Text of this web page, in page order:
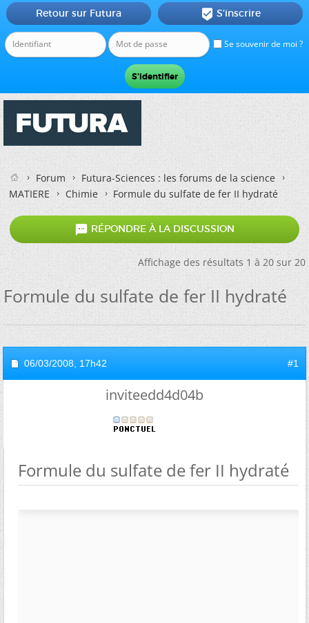
Se souvenir de moi ?
Retour sur Futura  S'inscrire
Forum
Futura-Sciences : les forums de la science
MATIERE
Chimie Formule du sulfate de fer II hydraté
 RÉPONDRE À LA DISCUSSION
Affichage des résultats 1 à 20 sur 20
Formule du sulfate de fer II hydraté
06/03/2008, 17h42 #1
inviteedd4d04b
Formule du sulfate de fer II hydraté